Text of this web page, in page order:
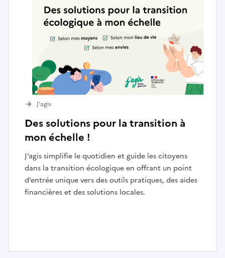
Des solutions pour la transition à
mon échelle !
J’agis simplifie le quotidien et guide les citoyens
dans la transition écologique en offrant un point
d’entrée unique vers des outils pratiques, des aides
financières et des solutions locales.
J’agis